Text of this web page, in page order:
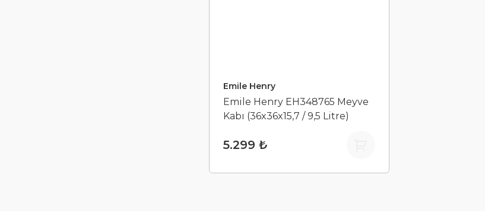
Emile Henry
Emile Henry EH348765 Meyve
Kabı (36x36x15,7 / 9,5 Litre)
5.299 ₺